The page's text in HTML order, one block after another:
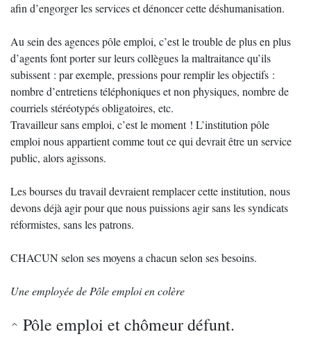
afin d’engorger les services et dénoncer cette déshumanisation.
Au sein des agences pôle emploi, c’est le trouble de plus en plus
d’agents font porter sur leurs collègues la maltraitance qu’ils
subissent : par exemple, pressions pour remplir les objectifs :
nombre d’entretiens téléphoniques et non physiques, nombre de
courriels stéréotypés obligatoires, etc.
Travailleur sans emploi, c’est le moment ! L’institution pôle
emploi nous appartient comme tout ce qui devrait être un service
public, alors agissons.
Les bourses du travail devraient remplacer cette institution, nous
devons déjà agir pour que nous puissions agir sans les syndicats
réformistes, sans les patrons.
CHACUN selon ses moyens a chacun selon ses besoins.
Une employée de Pôle emploi en colère
Pôle emploi et chômeur défunt.